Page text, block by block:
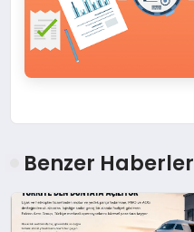
Benzer Haberler